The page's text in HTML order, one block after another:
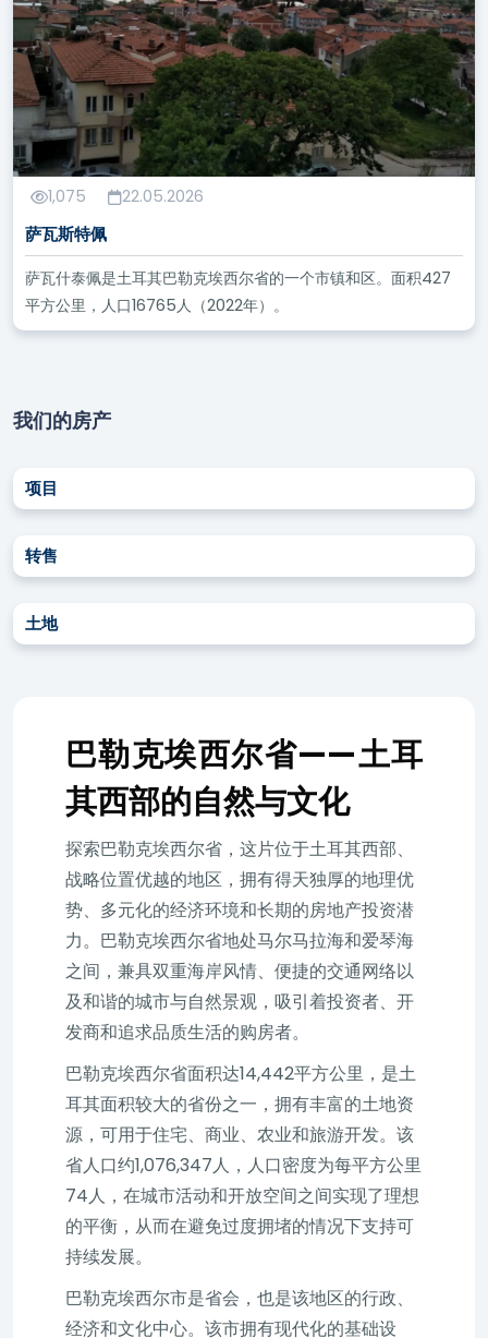
1,075 22.05.2026
萨瓦斯特佩
萨瓦什泰佩是土耳其巴勒克埃西尔省的一个市镇和区。面积427
平方公里，人口16765人（2022年）。
我们的房产
项目
转售
土地
巴勒克埃西尔省——土耳
其西部的自然与文化
探索巴勒克埃西尔省，这片位于土耳其西部、
战略位置优越的地区，拥有得天独厚的地理优
势、多元化的经济环境和长期的房地产投资潜
力。巴勒克埃西尔省地处马尔马拉海和爱琴海
之间，兼具双重海岸风情、便捷的交通网络以
及和谐的城市与自然景观，吸引着投资者、开
发商和追求品质生活的购房者。
巴勒克埃西尔省面积达14,442平方公里，是土
耳其面积较大的省份之一，拥有丰富的土地资
源，可用于住宅、商业、农业和旅游开发。该
省人口约1,076,347人，人口密度为每平方公里
74人，在城市活动和开放空间之间实现了理想
的平衡，从而在避免过度拥堵的情况下支持可
持续发展。
巴勒克埃西尔市是省会，也是该地区的行政、
经济和文化中心。该市拥有现代化的基础设